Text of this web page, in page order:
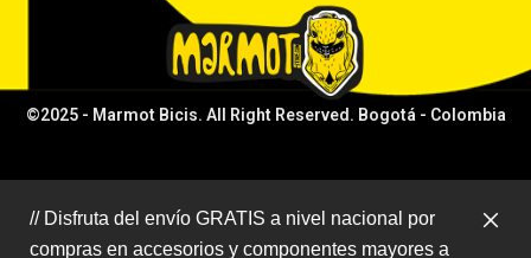
// Disfruta del envío GRATIS a nivel nacional por
compras en accesorios y componentes mayores a
©2025 - Marmot Bicis. All Right Reserved. Bogotá - Colombia